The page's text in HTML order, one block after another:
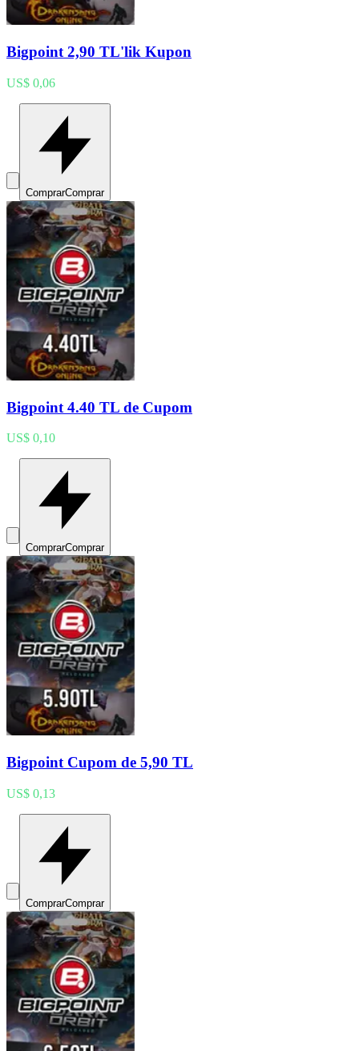
Bigpoint 2,90 TL'lik Kupon
US$ 0,06
ComprarComprar
Bigpoint 4.40 TL de Cupom
US$ 0,10
ComprarComprar
Bigpoint Cupom de 5,90 TL
US$ 0,13
ComprarComprar